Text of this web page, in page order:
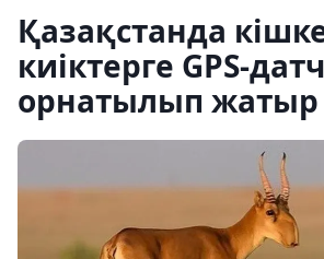
Қазақстанда
киіктерге GPS-
орнатылып жатыр